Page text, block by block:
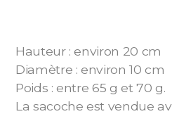
Hauteur : environ 20 cm
Diamètre : environ 10 cm
Poids : entre 65 g et 70 g.
La sacoche est vendue